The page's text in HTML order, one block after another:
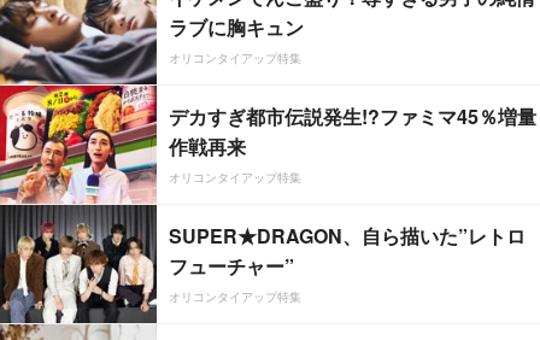
ラブに胸キュン
オリコンタイアップ特集
デカすぎ都市伝説発生!?ファミマ45％増量
作戦再来
オリコンタイアップ特集
SUPER★DRAGON、自ら描いた”レトロ
フューチャー”
オリコンタイアップ特集